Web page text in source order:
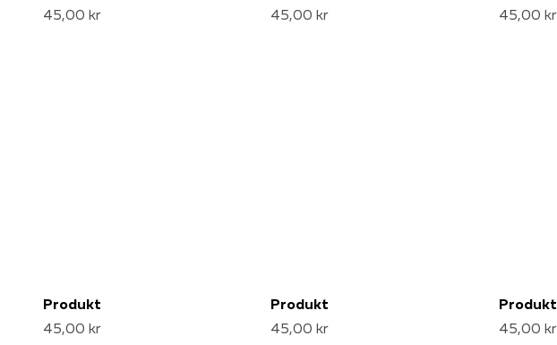
45,00 kr
45,00 kr
45,00 kr
Produkt
45,00 kr
Produkt
45,00 kr
Produkt
45,00 kr